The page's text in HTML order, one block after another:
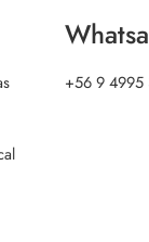
+56 9 4995